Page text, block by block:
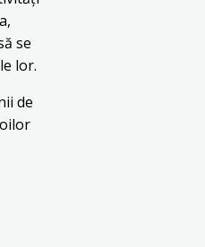
se
lor.
de